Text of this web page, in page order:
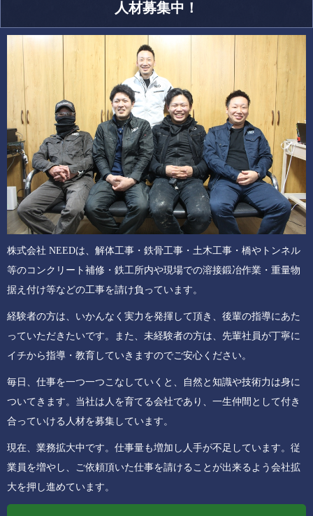
人材募集中！
株式会社 NEEDは、解体工事・鉄骨工事・土木工事・橋やトンネル
等のコンクリート補修・鉄工所内や現場での溶接鍛冶作業・重量物
据え付け等などの工事を請け負っています。
経験者の方は、いかんなく実力を発揮して頂き、後輩の指導にあた
っていただきたいです。また、未経験者の方は、先輩社員が丁寧に
イチから指導・教育していきますのでご安心ください。
毎日、仕事を一つ一つこなしていくと、自然と知識や技術力は身に
ついてきます。当社は人を育てる会社であり、一生仲間として付き
合っていける人材を募集しています。
現在、業務拡大中です。仕事量も増加し人手が不足しています。従
業員を増やし、ご依頼頂いた仕事を請けることが出来るよう会社拡
大を押し進めています。